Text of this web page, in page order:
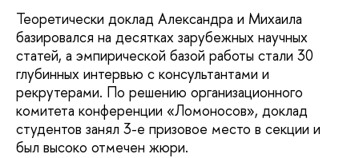
Теоретически доклад Александра и Михаила
базировался на десятках зарубежных научных
статей, а эмпирической базой работы стали 30
глубинных интервью с консультантами и
рекрутерами. По решению организационного
комитета конференции «Ломоносов», доклад
студентов занял 3-е призовое место в секции и
был высоко отмечен жюри.